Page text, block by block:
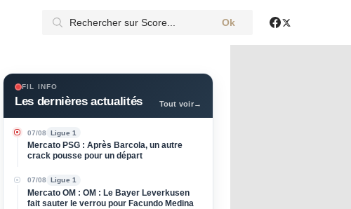
Ok
FIL INFO
Les dernières actualités Tout voir→
07/08 Ligue 1
Mercato PSG : Après Barcola, un autre
crack pousse pour un départ
07/08 Ligue 1
Mercato OM : OM : Le Bayer Leverkusen
fait sauter le verrou pour Facundo Medina